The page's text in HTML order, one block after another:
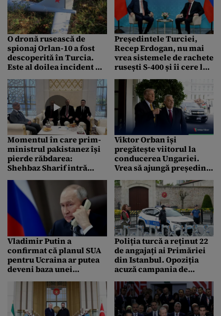
O dronă rusească de
spionaj Orlan-10 a fost
descoperită în Turcia.
Este al doilea incident de
săptămână
Președintele Turciei,
Recep Erdogan, nu mai
vrea sistemele de rachete
rusești S-400 și îi cere lui
înapoi
Momentul în care prim-
ministrul pakistanez își
pierde răbdarea:
Shehbaz Sharif intră
Viktor Orban își
pregătește viitorul la
conducerea Ungariei.
Vrea să ajungă președinte
Bloomberg
Vladimir Putin a
confirmat că planul SUA
pentru Ucraina ar putea
deveni baza unei
Poliția turcă a reținut 22
de angajați ai Primăriei
din Istanbul. Opoziția
acuză campania de
lui Erdogan